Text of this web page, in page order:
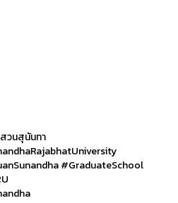
วนสุนันทา
#GraduateSchool